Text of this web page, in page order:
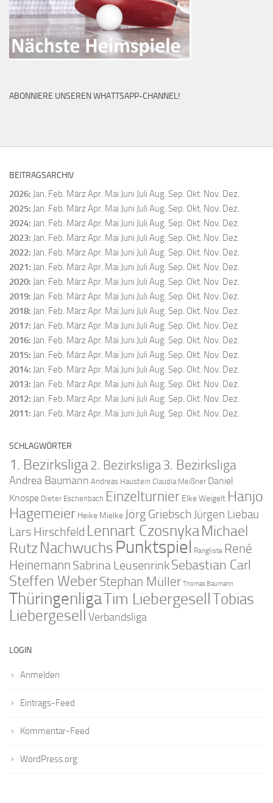
ABONNIERE UNSEREN WHATTSAPP-CHANNEL!
BEITRAGSARCHIV
2026: Jan. Feb. MärzApr. Mai Juni Juli Aug. Sep. Okt. Nov. Dez.
2025: Jan. Feb. MärzApr. Mai Juni Juli Aug. Sep. Okt. Nov. Dez.
2024: Jan. Feb. MärzApr. Mai Juni Juli Aug. Sep. Okt. Nov. Dez.
2023: Jan. Feb. MärzApr. Mai Juni Juli Aug. Sep. Okt. Nov. Dez.
2022: Jan. Feb. MärzApr. Mai Juni Juli Aug. Sep. Okt. Nov. Dez.
2021: Jan. Feb. MärzApr. Mai Juni Juli Aug. Sep. Okt. Nov. Dez.
2020: Jan. Feb. MärzApr. Mai Juni Juli Aug. Sep. Okt. Nov. Dez.
2019: Jan. Feb. MärzApr. Mai Juni Juli Aug. Sep. Okt. Nov. Dez.
2018: Jan. Feb. MärzApr. Mai Juni Juli Aug. Sep. Okt. Nov. Dez.
2017: Jan. Feb. MärzApr. Mai Juni Juli Aug. Sep. Okt. Nov. Dez.
2016: Jan. Feb. MärzApr. Mai Juni Juli Aug. Sep. Okt. Nov. Dez.
2015: Jan. Feb. MärzApr. Mai Juni Juli Aug. Sep. Okt. Nov. Dez.
2014: Jan. Feb. MärzApr. Mai Juni Juli Aug. Sep. Okt. Nov. Dez.
2013: Jan. Feb. MärzApr. Mai Juni Juli Aug. Sep. Okt. Nov. Dez.
2012: Jan. Feb. MärzApr. Mai Juni Juli Aug. Sep. Okt. Nov. Dez.
2011: Jan. Feb. MärzApr. Mai Juni Juli Aug. Sep. Okt. Nov. Dez.
SCHLAGWÖRTER
1. Bezirksliga 2. Bezirksliga 3. Bezirksliga
Andrea Baumann Andreas Haustein Claudia Meißner Daniel
Knospe Dieter Eschenbach Einzelturnier Elke Weigelt Hanjo
Hagemeier Heike Mielke Jörg Griebsch Jürgen Liebau
Lars Hirschfeld Lennart Czosnyka Michael
Rutz Nachwuchs Punktspiel Rangliste René
Heinemann Sabrina LeusenrinkSebastian Carl
Steffen WeberStephan Müller Thomas Baumann
ThüringenligaTim LiebergesellTobias
Liebergesell Verbandsliga
LOGIN
Anmelden
Eintrags-Feed
Kommentar-Feed
WordPress.org